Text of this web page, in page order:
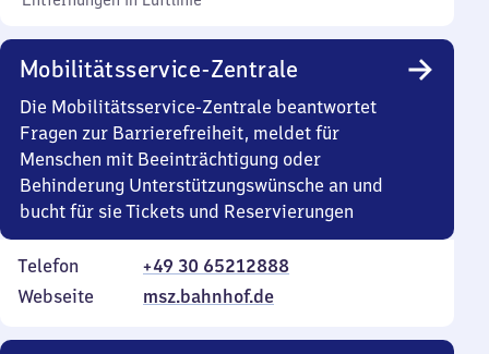
Mobilitätsservice-Zentrale
Die Mobilitätsservice-Zentrale beantwortet
Fragen zur Barrierefreiheit, meldet für
Menschen mit Beeinträchtigung oder
Behinderung Unterstützungswünsche an und
bucht für sie Tickets und Reservierungen
Telefon
+49 30 65212888
Webseite
msz.bahnhof.de